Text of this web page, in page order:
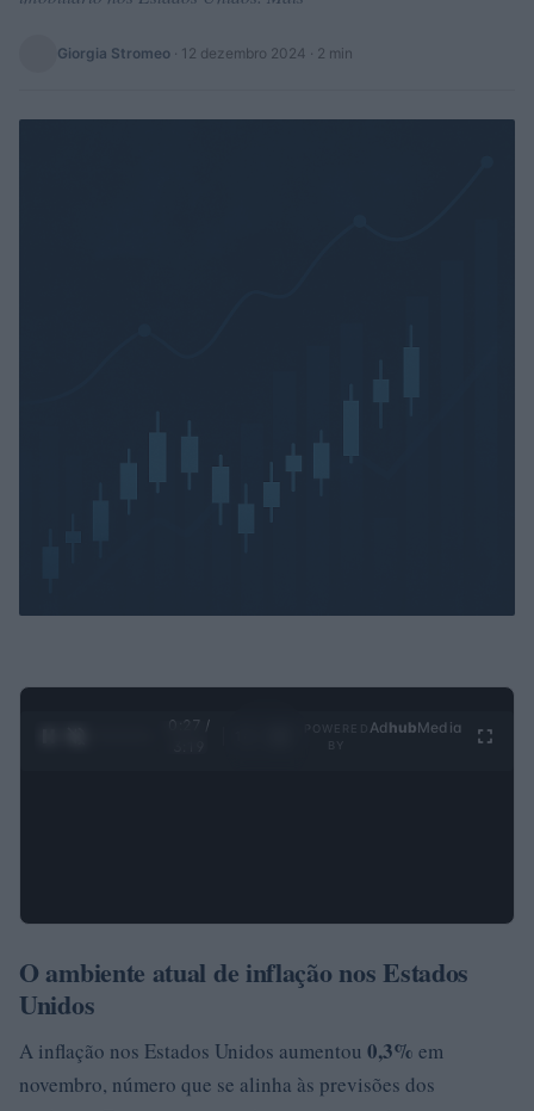
Giorgia Stromeo · 12 dezembro 2024 · 2 min
0:28 /
Ad hubMedia
O ambiente atual de inflação nos Estados
Unidos
A inflação nos Estados Unidos aumentou 0,3% em
novembro, número que se alinha às previsões dos